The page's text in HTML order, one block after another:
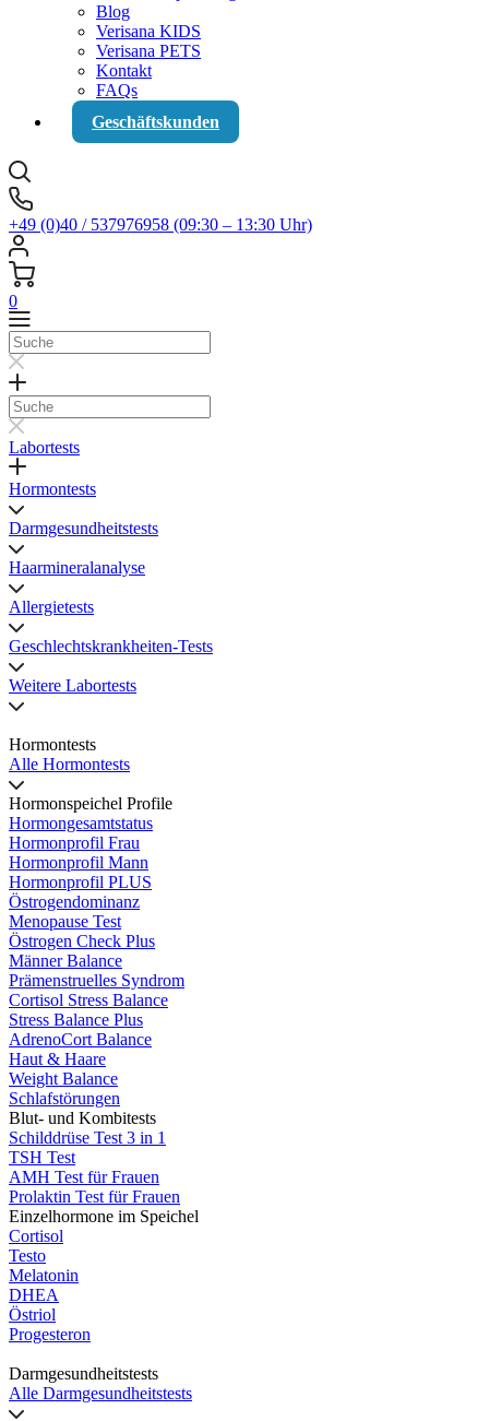
Blog
Verisana KIDS
Verisana PETS
Kontakt
FAQs
Geschäftskunden
+49 (0)40 / 537976958 (09:30 – 13:30 Uhr)
0
Suche
Suche
Labortests
Hormontests
Darmgesundheitstests
Haarmineralanalyse
Allergietests
Geschlechtskrankheiten-Tests
Weitere Labortests
Hormontests
Alle Hormontests
Hormonspeichel Profile
Hormongesamtstatus
Hormonprofil Frau
Hormonprofil Mann
Hormonprofil PLUS
Östrogendominanz
Menopause Test
Östrogen Check Plus
Männer Balance
Prämenstruelles Syndrom
Cortisol Stress Balance
Stress Balance Plus
AdrenoCort Balance
Haut & Haare
Weight Balance
Schlafstörungen
Blut- und Kombitests
Schilddrüse Test 3 in 1
TSH Test
AMH Test für Frauen
Prolaktin Test für Frauen
Einzelhormone im Speichel
Cortisol
Testo
Melatonin
DHEA
Östriol
Progesteron
Darmgesundheitstests
Alle Darmgesundheitstests